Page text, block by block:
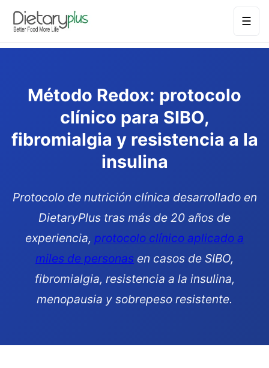
☰
Método Redox: protocolo
clínico para SIBO,
fibromialgia y resistencia a la
insulina
Protocolo de nutrición clínica desarrollado en
DietaryPlus tras más de 20 años de
experiencia, protocolo clínico aplicado a
miles de personas en casos de SIBO,
fibromialgia, resistencia a la insulina,
menopausia y sobrepeso resistente.